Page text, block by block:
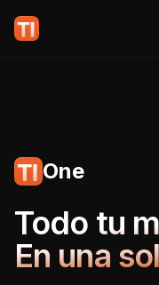
One
Todo tu
En una